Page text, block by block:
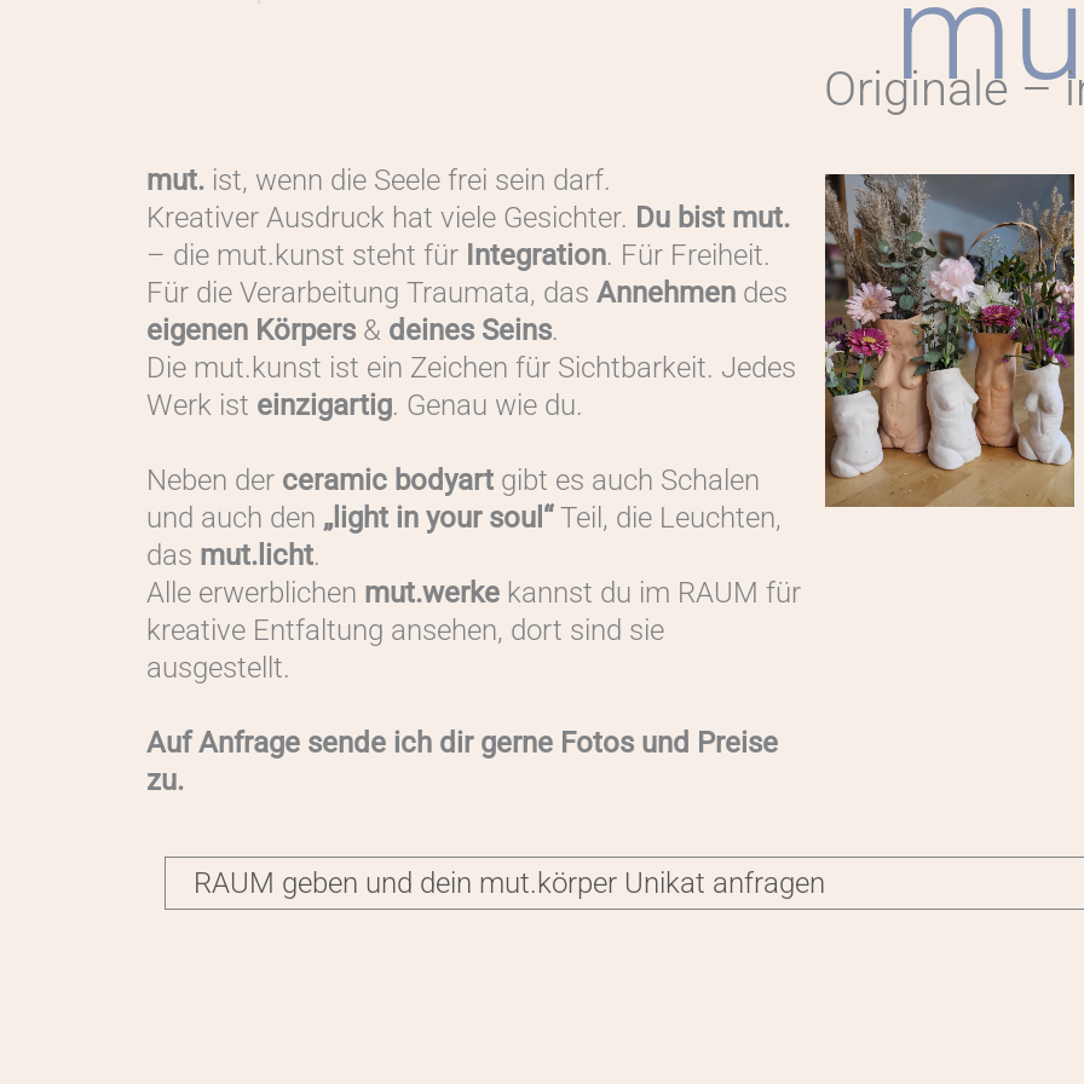
Originale –
mut.ist, wenn die Seele frei sein darf.
Kreativer Ausdruck hat viele Gesichter. Du bist mut.
– die mut.kunst steht für Integration. Für Freiheit.
Für die Verarbeitung Traumata, das Annehmendes
eigenen Körpers& deines Seins.
Die mut.kunst ist ein Zeichen für Sichtbarkeit. Jedes
Werk ist einzigartig. Genau wie du.
Neben der ceramic bodyart gibt es auch Schalen
und auch den „light in your soul“Teil, die Leuchten,
das mut.licht.
Alle erwerblichen mut.werkekannst du im RAUM für
kreative Entfaltung ansehen, dort sind sie
ausgestellt.
Auf Anfrage sende ich dir gerne Fotos und Preise
zu.
RAUM geben und dein mut.körper Unikat anfragen